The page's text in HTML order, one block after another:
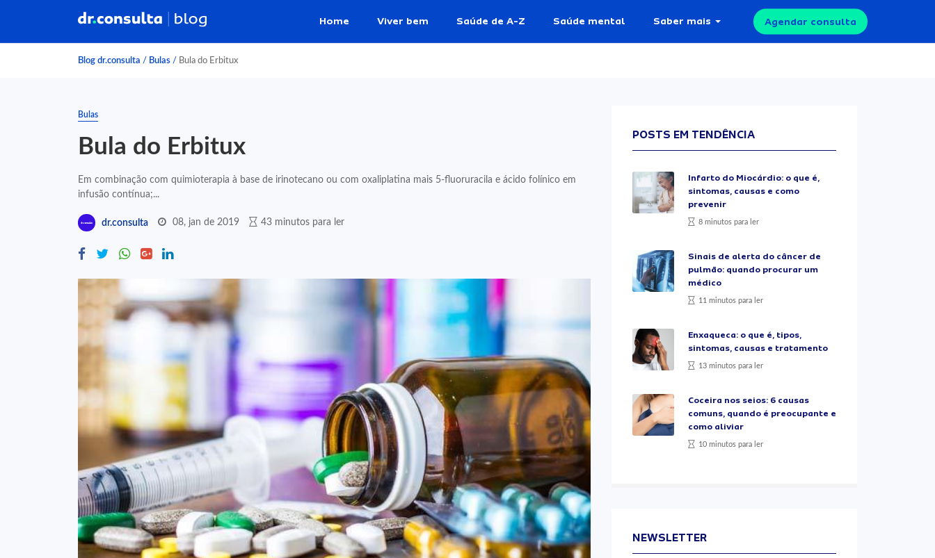
Home Viver bem Saúde de A-Z Saúde mental Saber mais Agendar consulta
Blog dr.consulta / Bulas / Bula do Erbitux
Bulas
Bula do Erbitux
Em combinação com quimioterapia à base de irinotecano ou com oxaliplatina mais 5-fluoruracila e ácido folínico em
infusão contínua;...
dr.consulta 08, jan de 2019 43 minutos para ler
POSTS EM TENDÊNCIA
Infarto do Miocárdio: o que é,
sintomas, causas e como
prevenir
8 minutos para ler
Sinais de alerta do câncer de
pulmão: quando procurar um
médico
11 minutos para ler
Enxaqueca: o que é, tipos,
sintomas, causas e tratamento
13 minutos para ler
Coceira nos seios: 6 causas
comuns, quando é preocupante e
como aliviar
10 minutos para ler
NEWSLETTER